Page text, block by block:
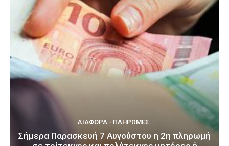
ΔΙΆΦΟΡΑ - ΠΛΗΡΩΜΈΣ
Σήμερα Παρασκευή 7 Αυγούστου η 2η πληρωμή